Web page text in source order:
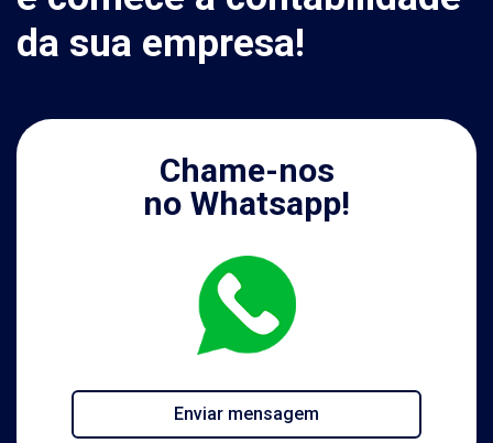
da sua empresa!
Chame-nos
no Whatsapp!
Enviar mensagem